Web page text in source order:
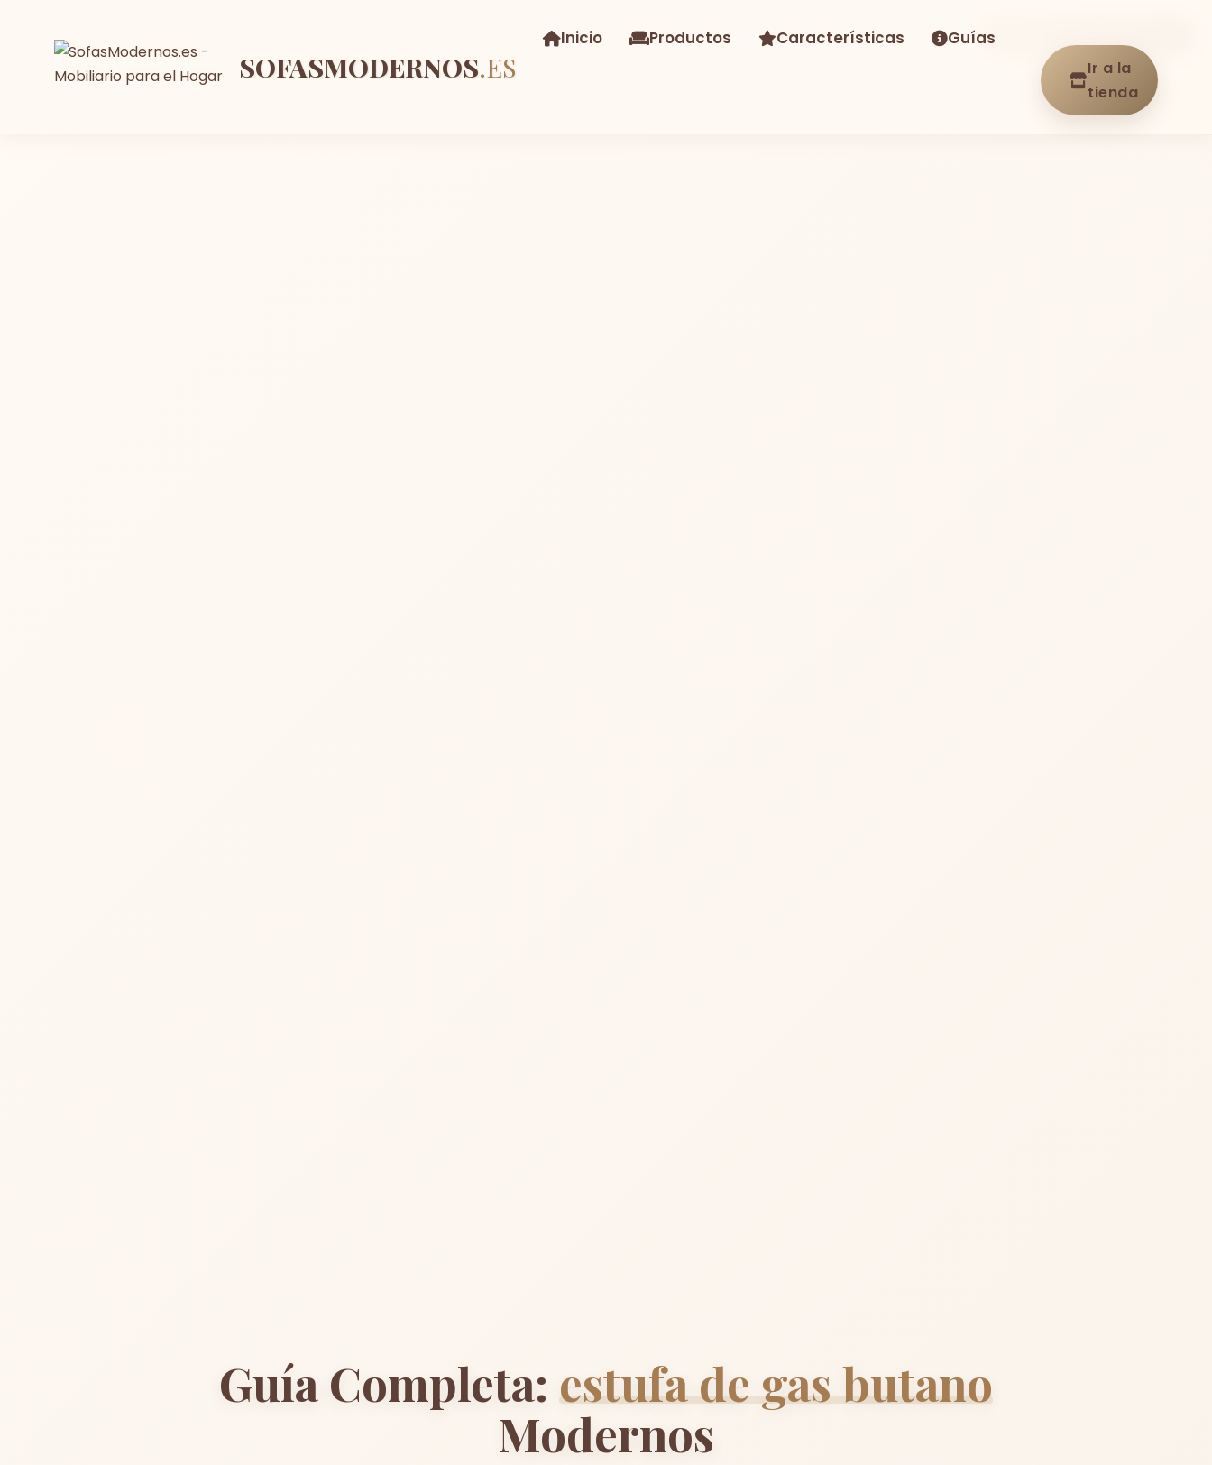
SOFASMODERNOS.ES
Inicio Productos Características Guías
Ir a la
tienda
Guía Completa: estufa de gas butano
Modernos